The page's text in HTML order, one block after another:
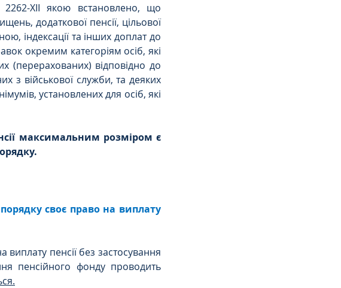
XII якою встановлено, що
додаткової пенсії, цільової
індексації та інших доплат до
окремим категоріям осіб, які
(перерахованих) відповідно до
з військової служби, та деяких
установлених для осіб, які
максимальним розміром є
своє право на виплату
пенсії без застосування
пенсійного фонду проводить